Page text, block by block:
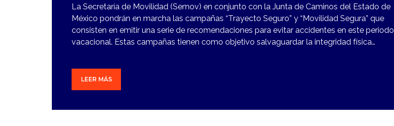
La Secretaría de Movilidad (Semov) en conjunto con la Junta de Caminos del Estado de
México pondrán en marcha las campañas “Trayecto Seguro” y “Movilidad Segura” que
consisten en emitir una serie de recomendaciones para evitar accidentes en este periodo
vacacional. Estas campañas tienen como objetivo salvaguardar la integridad física…
LEER MÁS